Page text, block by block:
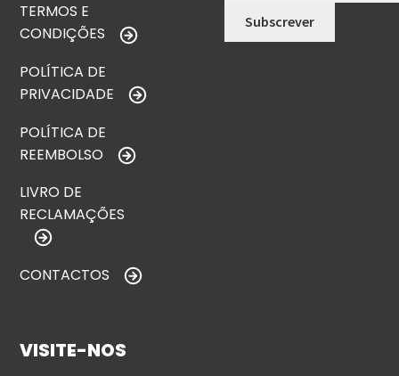
TERMOS E
CONDIÇÕES
POLÍTICA DE
PRIVACIDADE
POLÍTICA DE
REEMBOLSO
LIVRO DE
RECLAMAÇÕES
CONTACTOS
VISITE-NOS